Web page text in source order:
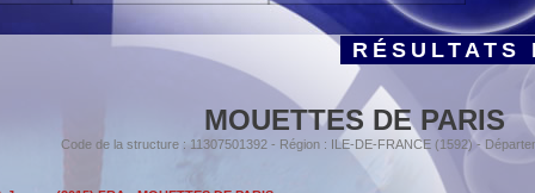
RÉSULTATS
MOUETTES DE PARIS
Code de la structure : 11307501392 - Région : ILE-DE-FRANCE (1592) -